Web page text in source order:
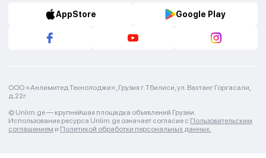
AppStore Google Play
ООО «Анлимитед Технолоджи», Грузия г. Тбилиси, ул. Вахтанг Горгасали,
д.22г.
© Unlim.ge — крупнейшая площадка объявлений Грузии.
Использование ресурса Unlim.ge означает согласие с Пользовательским
соглашением и Политикой обработки персональных данных.